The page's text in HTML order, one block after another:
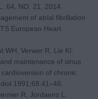
64, NO. 21, 2014
of atrial fibrillation
European Heart
WH, Verwer R, Lie KI:
maintenance of sinus
of chronic
1991;68:41–46.
R, Jordaens L: